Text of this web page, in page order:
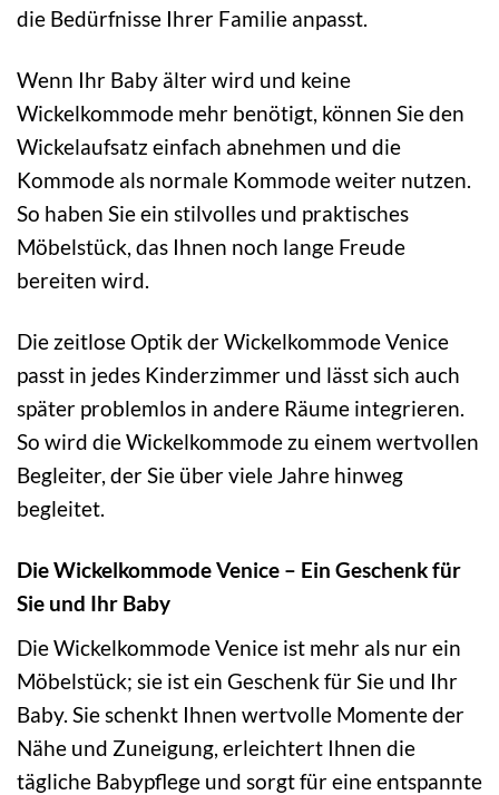
die Bedürfnisse Ihrer Familie anpasst.
Wenn Ihr Baby älter wird und keine
Wickelkommode mehr benötigt, können Sie den
Wickelaufsatz einfach abnehmen und die
Kommode als normale Kommode weiter nutzen.
So haben Sie ein stilvolles und praktisches
Möbelstück, das Ihnen noch lange Freude
bereiten wird.
Die zeitlose Optik der Wickelkommode Venice
passt in jedes Kinderzimmer und lässt sich auch
später problemlos in andere Räume integrieren.
So wird die Wickelkommode zu einem wertvollen
Begleiter, der Sie über viele Jahre hinweg
begleitet.
Die Wickelkommode Venice – Ein Geschenk für
Sie und Ihr Baby
Die Wickelkommode Venice ist mehr als nur ein
Möbelstück; sie ist ein Geschenk für Sie und Ihr
Baby. Sie schenkt Ihnen wertvolle Momente der
Nähe und Zuneigung, erleichtert Ihnen die
tägliche Babypflege und sorgt für eine entspannte